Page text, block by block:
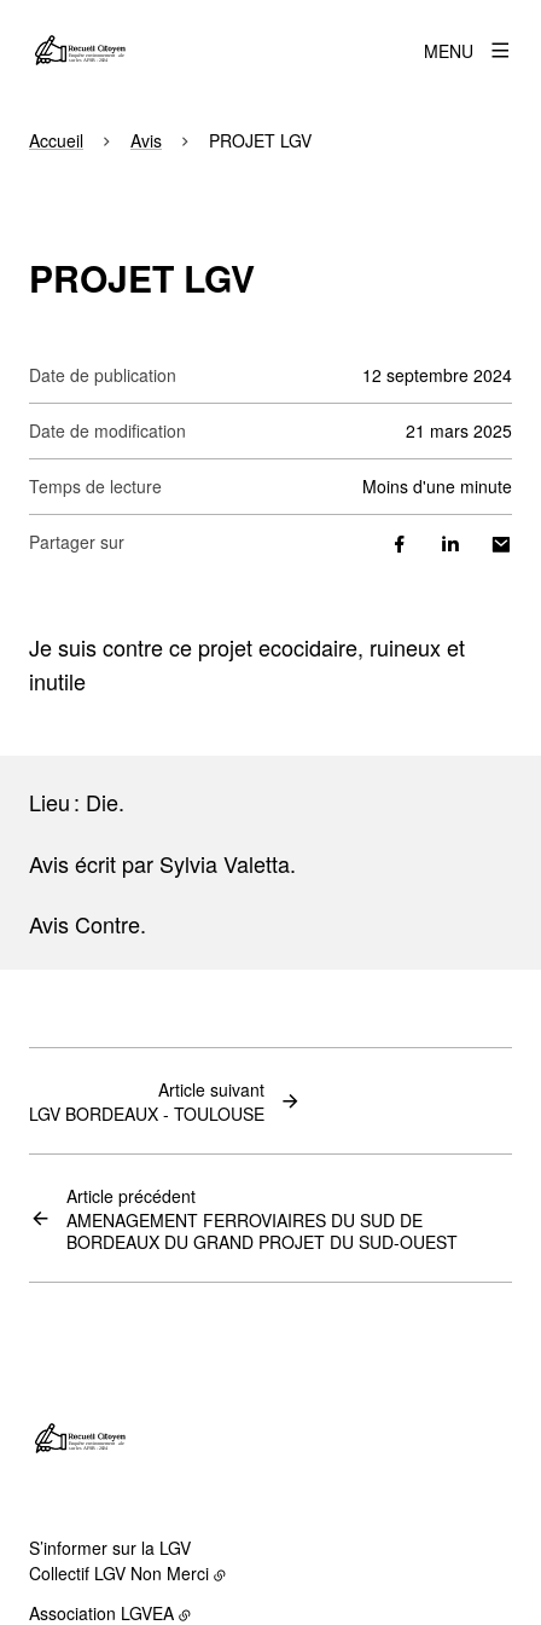
MENU
Accueil Avis PROJET LGV
PROJET LGV
Date de publication 12 septembre 2024
Date de modification 21 mars 2025
Temps de lecture moins d'une minute
Partager sur
Je suis contre ce projet ecocidaire, ruineux et
inutile
Lieu : Die.
Avis écrit par Sylvia Valetta.
Avis Contre.
Article précédent
AMENAGEMENT FERROVIAIRES DU SUD DE
BORDEAUX DU GRAND PROJET DU SUD-OUEST
Article suivant
LGV BORDEAUX - TOULOUSE
S’informer sur la LGV
Collectif LGV Non Merci
Association LGVEA